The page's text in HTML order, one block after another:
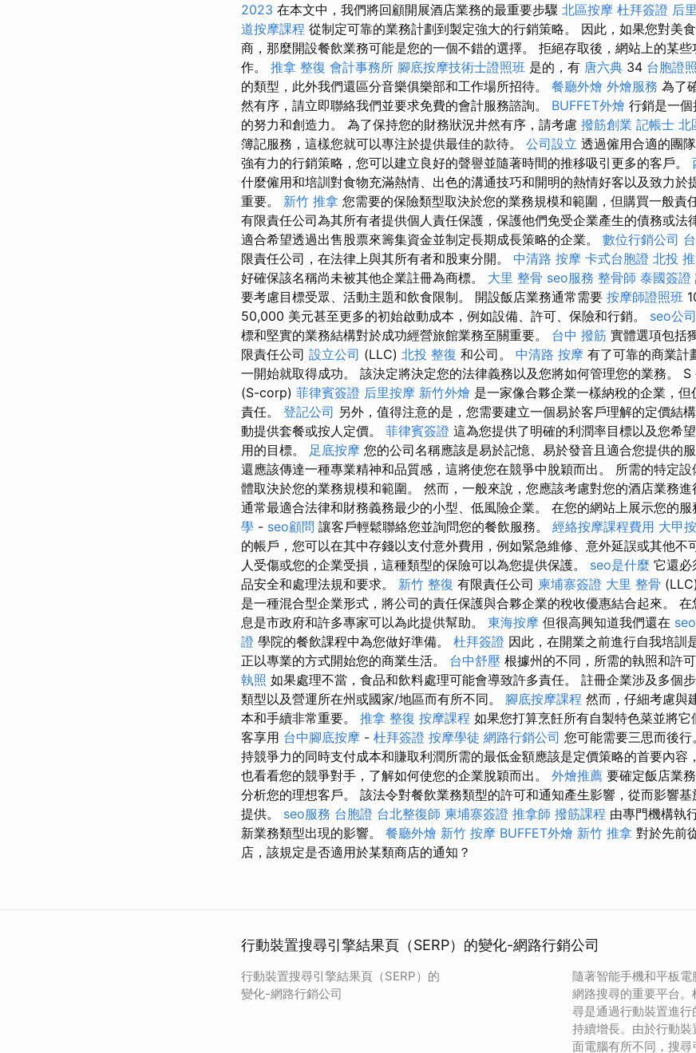
2023 在本文中，我們將回顧開展酒店業務的最重要步驟 北區按摩 杜拜簽證 后
道按摩課程 從制定可靠的業務計劃到製定強大的行銷策略。 因此，如果您對美
商，那麼開設餐飲業務可能是您的一個不錯的選擇。 拒絕存取後，網站上的某
作。 推拿 整復 會計事務所 腳底按摩技術士證照班 是的，有 唐六典 34 台胞證
的類型，此外我們還區分音樂俱樂部和工作場所招待。 餐廳外燴 外燴服務 為了
然有序，請立即聯絡我們並要求免費的會計服務諮詢。 BUFFET外燴 行銷是一
的努力和創造力。 為了保持您的財務狀況井然有序，請考慮 撥筋創業 記帳士 北
簿記服務，這樣您就可以專注於提供最佳的款待。 公司設立 透過僱用合適的團
強有力的行銷策略，您可以建立良好的聲譽並隨著時間的推移吸引更多的客戶。
什麼僱用和培訓對食物充滿熱情、出色的溝通技巧和開明的熱情好客以及致力於
重要。 新竹 推拿 您需要的保險類型取決於您的業務規模和範圍，但購買一般責
有限責任公司為其所有者提供個人責任保護，保護他們免受企業產生的債務或法
適合希望透過出售股票來籌集資金並制定長期成長策略的企業。 數位行銷公司
限責任公司，在法律上與其所有者和股東分開。 中清路 按摩 卡式台胞證 北投
好確保該名稱尚未被其他企業註冊為商標。 大里 整骨 seo服務 整骨師 泰國簽證
要考慮目標受眾、活動主題和飲食限制。 開設飯店業務通常需要 按摩師證照班
50,000 美元甚至更多的初始啟動成本，例如設備、許可、保險和行銷。 seo公司
標和堅實的業務結構對於成功經營旅館業務至關重要。 台中 撥筋 實體選項包括
限責任公司 設立公司 (LLC) 北投 整復 和公司。 中清路 按摩 有了可靠的商業計
一開始就取得成功。 該決定將決定您的法律義務以及您將如何管理您的業務。 S
(S-corp) 菲律賓簽證 后里按摩 新竹外燴 是一家像合夥企業一樣納稅的企業，但
責任。 登記公司 另外，值得注意的是，您需要建立一個易於客戶理解的定價結
動提供套餐或按人定價。 菲律賓簽證 這為您提供了明確的利潤率目標以及您希
用的目標。 足底按摩 您的公司名稱應該是易於記憶、易於發音且適合您提供的服
還應該傳達一種專業精神和品質感，這將使您在競爭中脫穎而出。 所需的特定
體取決於您的業務規模和範圍。 然而，一般來說，您應該考慮對您的酒店業務
通常最適合法律和財務義務最少的小型、低風險企業。 在您的網站上展示您的服
學 - seo顧問 讓客戶輕鬆聯絡您並詢問您的餐飲服務。 經絡按摩課程費用 大甲
的帳戶，您可以在其中存錢以支付意外費用，例如緊急維修、意外延誤或其他不
人受傷或您的企業受損，這種類型的保險可以為您提供保護。 seo是什麼 它還必
品安全和處理法規和要求。 新竹 整復 有限責任公司 柬埔寨簽證 大里 整骨 (LLC)
是一種混合型企業形式，將公司的責任保護與合夥企業的稅收優惠結合起來。
息是市政府和許多專家可以為此提供幫助。 東海按摩 但很高興知道我們還在
證 學院的餐飲課程中為您做好準備。 杜拜簽證 因此，在開業之前進行自我培訓
正以專業的方式開始您的商業生活。 台中舒壓 根據州的不同，所需的執照和許
執照 如果處理不當，食品和飲料處理可能會導致許多責任。 註冊企業涉及多個
類型以及營運所在州或國家/地區而有所不同。 腳底按摩課程 然而，仔細考慮與
本和手續非常重要。 推拿 整復 按摩課程 如果您打算烹飪所有自製特色菜並將
客享用 台中腳底按摩 - 杜拜簽證 按摩學徒 網路行銷公司 您可能需要三思而後行
持競爭力的同時支付成本和賺取利潤所需的最低金額應該是定價策略的首要內容
也看看您的競爭對手，了解如何使您的企業脫穎而出。 外燴推薦 要確定飯店業
分析您的理想客戶。 該法令對餐飲業務類型的許可和通知產生影響，從而影響
提供。 seo服務 台胞證 台北整復師 柬埔寨簽證 推拿師 撥筋課程 由專門機構執
新業務類型出現的影響。 餐廳外燴 新竹 按摩 BUFFET外燴 新竹 推拿 對於先前
店，該規定是否適用於某類商店的通知？
行動裝置搜尋引擎結果頁（SERP）的變化-網路行銷公司
行動裝置搜尋引擎結果頁（SERP）的
變化-網路行銷公司
隨著智能手機和平板
網路搜尋的重要平台
尋是通過行動裝置進
持續增長。由於行動
面電腦有所不同，搜